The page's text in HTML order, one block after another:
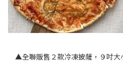
▲全聯販售２款冷凍披薩，９吋大